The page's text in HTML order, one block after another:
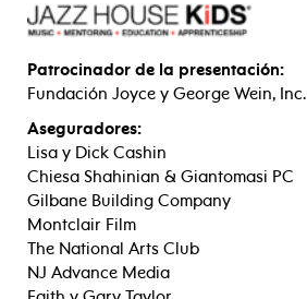
Patrocinador de la presentación:
Fundación Joyce y George Wein, Inc.
Aseguradores:
Lisa y Dick Cashin
Chiesa Shahinian & Giantomasi PC
Gilbane Building Company
Montclair Film
The National Arts Club
NJ Advance Media